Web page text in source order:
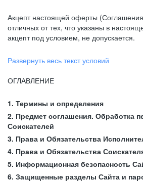
Акцепт настоящей оферты
отличных от тех, что указаны в
акцепт под условием, не допускается.
Развернуть весь текст условий
ОГЛАВЛЕНИЕ
1. Термины и определения
2. Предмет соглашения. Обработка
Соискателей
3. Права и Обязательства
4. Права и Обязательства
5. Информационная безопасность
6. Защищенные разделы Сайта и